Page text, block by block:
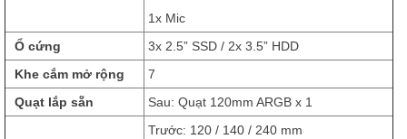
1x Mic
Ổ cứng
3x 2.5” SSD / 2x 3.5” HDD
Khe cắm mở rộng
7
Quạt lắp sẵn
Sau: Quạt 120mm ARGB x 1
Trước: 120 / 140 / 240 mm